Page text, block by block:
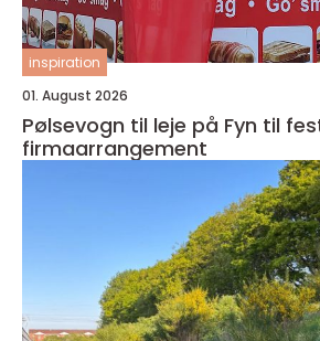
inspiration
01. August 2026
Pølsevogn til leje på Fyn til
firmaarrangement